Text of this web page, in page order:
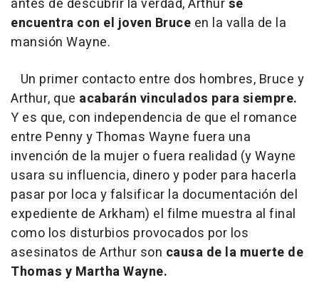
antes de descubrir la verdad, Arthurse
encuentra con el joven Bruce en la valla de la
mansión Wayne.
Un primer contacto entre dos hombres, Bruce y
Arthur, que acabarán vinculados para siempre.
Y es que, con independencia de que el romance
entre Penny y Thomas Wayne fuera una
invención de la mujer o fuera realidad (y Wayne
usara su influencia, dinero y poder para hacerla
pasar por loca y falsificar la documentación del
expediente de Arkham) el filme muestra al final
como los disturbios provocados por los
asesinatos de Arthur son causa de la muerte de
Thomas y Martha Wayne.